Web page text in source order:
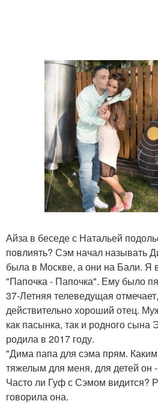
Айза в беседе с Натальей
повлиять? Сэм начал называть
была в Москве, а они на Бали. Я
"Папочка - Папочка". Ему было
37-Летняя телеведущая
действительно хороший отец.
как пасынка, так и родного сына
родила в 2017 году.
"Дима папа для сэма прям.
тяжелым для меня, для детей он
Часто ли Гуф с Сэмом видится?
говорила она.